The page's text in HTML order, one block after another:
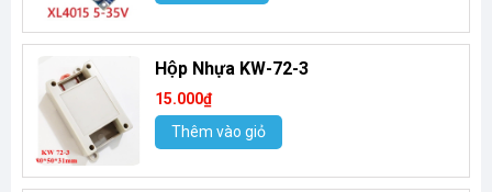
Hộp Nhựa KW-72-3
15.000₫
Thêm vào giỏ